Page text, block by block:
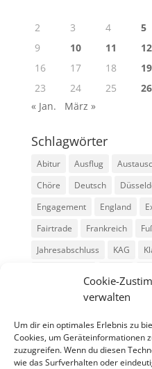
Cookie-
verwalten
Um dir ein optimales Erlebnis zu
Cookies, um Geräteinformationen
zuzugreifen. Wenn du diesen
wie das Surfverhalten oder
2
3 4 5
9
10 11 12
16
17 18 19
23
24 25 26
« Jan.
März »
Schlagwörter
Abitur Ausflug
Chöre
Deutsch
Engagement
England
Fairtrade
Frankreich
Jahresabschluss
KAG
Musik
Sport
Stadtradeln SV
Theater
USA